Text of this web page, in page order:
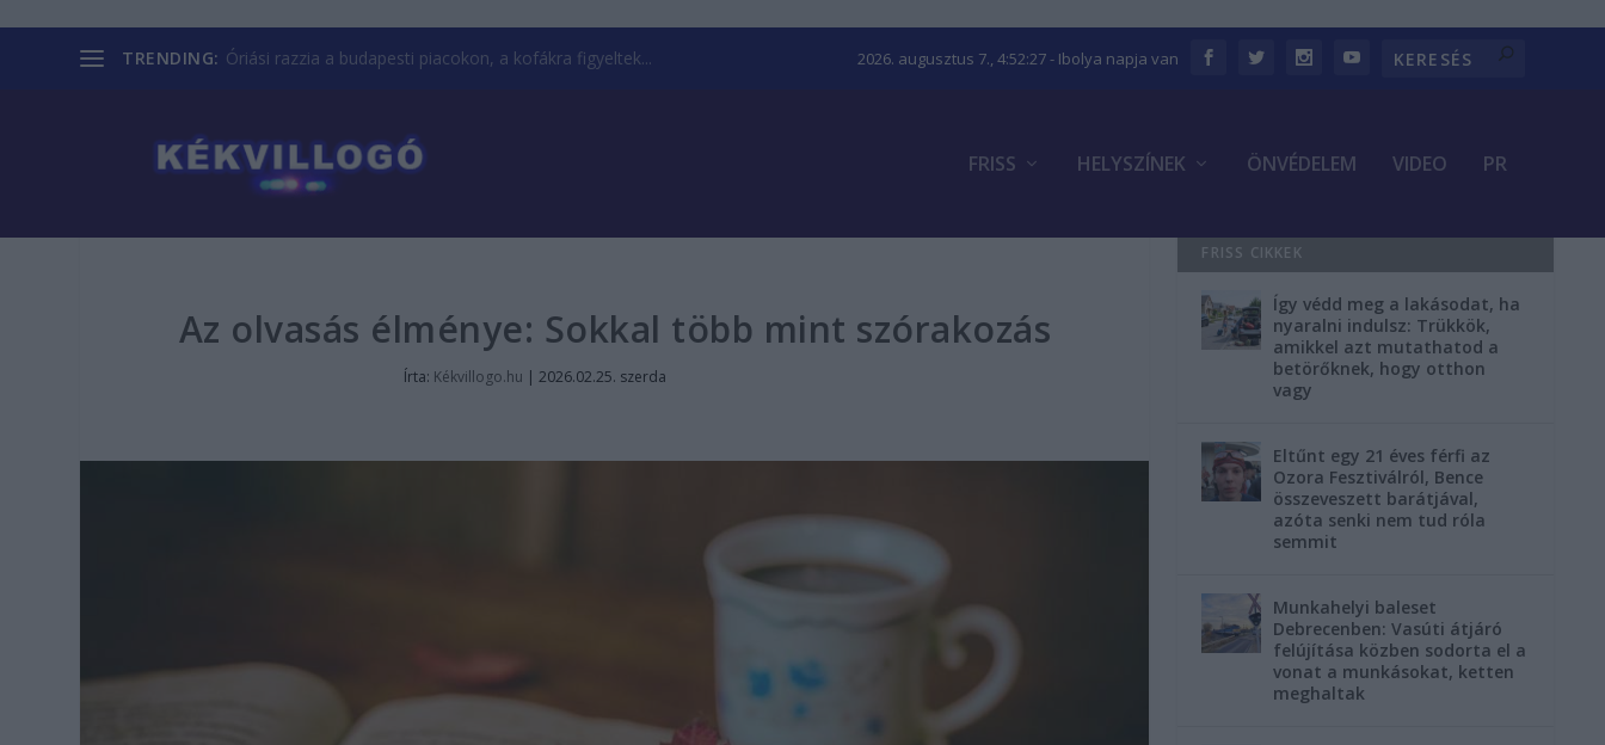
TRENDING: Óriási razzia a budapesti piacokon, a kofákra figyeltek... 2026. augusztus 7., 4:52:28- Ibolya napja van
FRISS HELYSZÍNEK ÖNVÉDELEM VIDEO PR
Az olvasás élménye: Sokkal több mint szórakozás
Írta: Kékvillogo.hu |2026.02.25. szerda
FRISS CIKKEK
Így védd meg a lakásodat, ha
nyaralni indulsz: Trükkök,
amikkel azt mutathatod a
betörőknek, hogy otthon
vagy
Eltűnt egy 21 éves férfi az
Ozora Fesztiválról, Bence
összeveszett barátjával,
azóta senki nem tud róla
semmit
Munkahelyi baleset
Debrecenben: Vasúti átjáró
felújítása közben sodorta el a
vonat a munkásokat, ketten
meghaltak